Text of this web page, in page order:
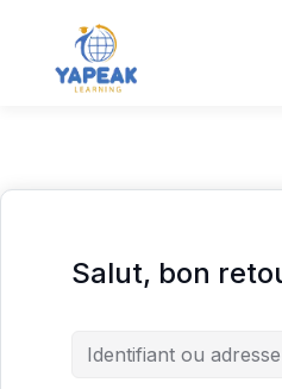
Salut, bon